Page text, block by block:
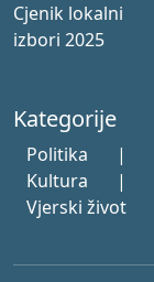
Cjenik lokalni
izbori 2025
Kategorije
Politika |
Kultura
|
Vjerski život